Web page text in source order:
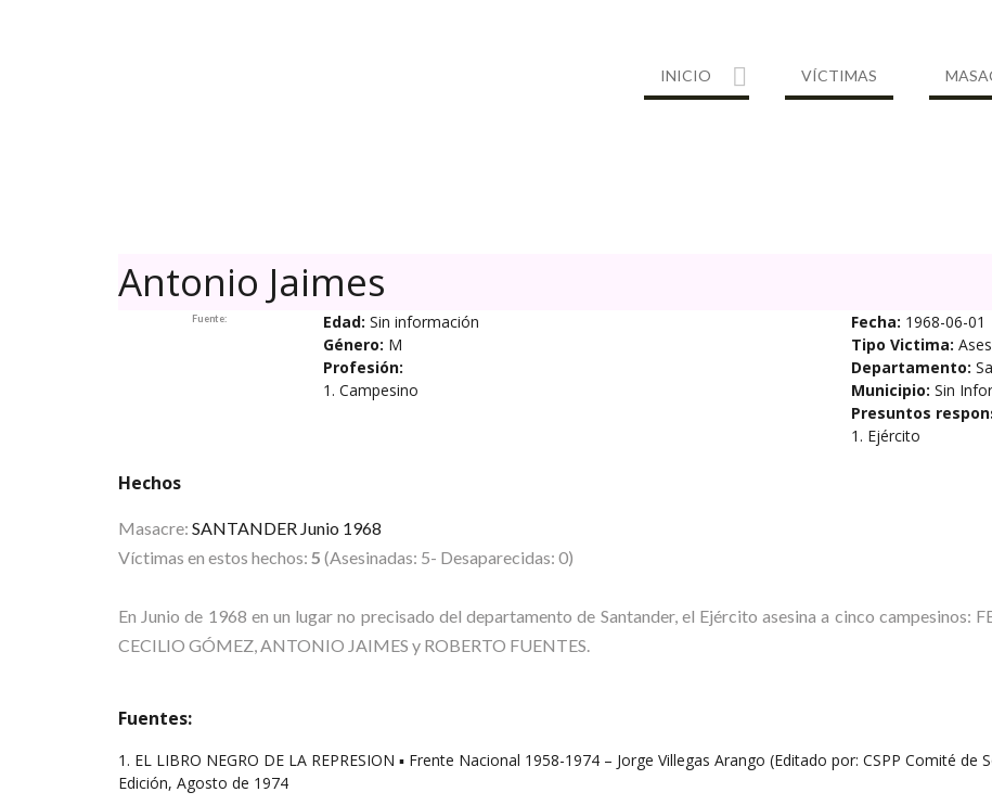
INICIO VÍCTIMAS
Antonio Jaimes
Fuente: Edad: Sin información
Género: M
Profesión:
1. Campesino
Fecha: 1968-06-01
Tipo Victima:
Departamento:
Municipio: Sin
Presuntos
1. Ejército
Hechos
Masacre: SANTANDER Junio 1968
Víctimas en estos hechos: 5 (Asesinadas: 5- Desaparecidas: 0)
En Junio de 1968 en un lugar no precisado del departamento de Santander, el Ejército asesina a cinco campesinos:
CECILIO GÓMEZ, ANTONIO JAIMES y ROBERTO FUENTES.
Fuentes:
1. EL LIBRO NEGRO DE LA REPRESION ▪ Frente Nacional 1958-1974 – Jorge Villegas Arango (Editado por: CSPP Comité
Edición, Agosto de 1974